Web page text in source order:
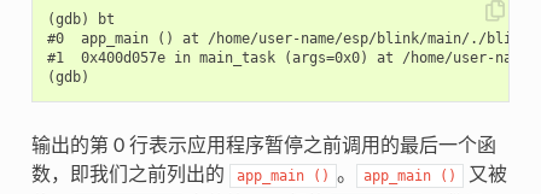
(gdb) bt
#0  app_main () at /home/user-name/esp/blink/main/./
#1  0x400d057e in main_task (args=0x0) at /home/user-
输出的第 0 行表示应用程序暂停之前调用的最后一个函
数，即我们之前列出的
app_main () 。 app_main ()
又被